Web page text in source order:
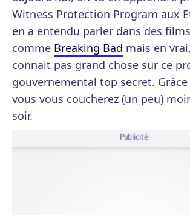
Witness Protection Program aux
en a entendu parler dans des
comme Breaking Bad mais en
connait pas grand chose sur ce
gouvernemental top secret.
vous vous coucherez (un peu)
soir.
Publicité